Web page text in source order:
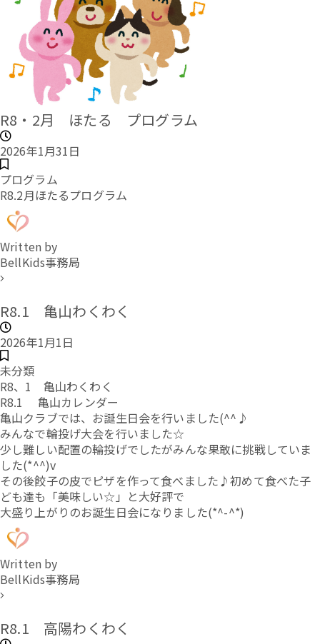
R8・2月 ほたる プログラム
2026年1月31日
プログラム
R8.2月ほたるプログラム
Written by
BellKids事務局
R8.1 亀山わくわく
2026年1月1日
未分類
R8、1 亀山わくわく
R8.1 亀山カレンダー
亀山クラブでは、お誕生日会を行いました(^^♪
みんなで輪投げ大会を行いました☆
少し難しい配置の輪投げでしたがみんな果敢に挑戦していま
した(*^^)v
その後餃子の皮でピザを作って食べました♪初めて食べた子
ども達も「美味しい☆」と大好評で
大盛り上がりのお誕生日会になりました(*^-^*)
Written by
BellKids事務局
R8.1 高陽わくわく